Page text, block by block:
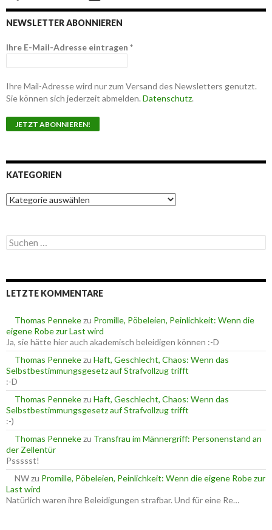
NEWSLETTER ABONNIEREN
Ihre E-Mail-Adresse eintragen *
Ihre Mail-Adresse wird nur zum Versand des Newsletters genutzt.
Sie können sich jederzeit abmelden. Datenschutz.
KATEGORIEN
K
a
g
o
n
S
u
e
n
c
h
:
LETZTE KOMMENTARE
Thomas Pennekezu Promille, Pöbeleien, Peinlichkeit: Wenn die
eigene Robe zur Last wird
Ja, sie hätte hier auch akademisch beleidigen können :-D
Thomas Pennekezu Haft, Geschlecht, Chaos: Wenn das
Selbstbestimmungsgesetz auf Strafvollzug trifft
:-D
Thomas Pennekezu Haft, Geschlecht, Chaos: Wenn das
Selbstbestimmungsgesetz auf Strafvollzug trifft
:-)
Thomas Pennekezu Transfrau im Männergriff: Personenstand an
der Zellentür
Pssssst!
NWzu Promille, Pöbeleien, Peinlichkeit: Wenn die eigene Robe zur
Last wird
Natürlich waren ihre Beleidigungen strafbar. Und für eine Re…